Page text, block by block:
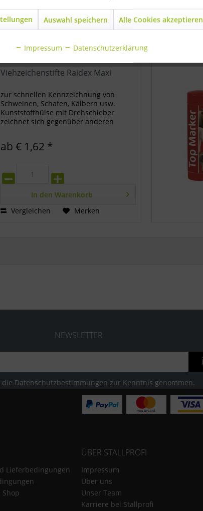
In den Warenkorb
Vergleichen
Merken
Viehzeichenstifte Raidex Maxi
zur schnellen Kennzeichnung von
Schweinen, Schafen, Kälbern usw.
Kunststoffhülse mit Drehschieber
zeichnet sich gegenüber anderen
ab € 1,62 *
In den Warenkorb
Vergleichen
Merken
NEWSLETTER
die Datenschutzbestimmungen zur Kenntnis genommen.
Lieferbedingungen
ÜBER STALLPROFI
Impressum
Über uns
Unser Team
Karriere bei Stallprofi
Auswahl speichern Alle Cookies akzeptieren
Impressum Datenschutzerklärung